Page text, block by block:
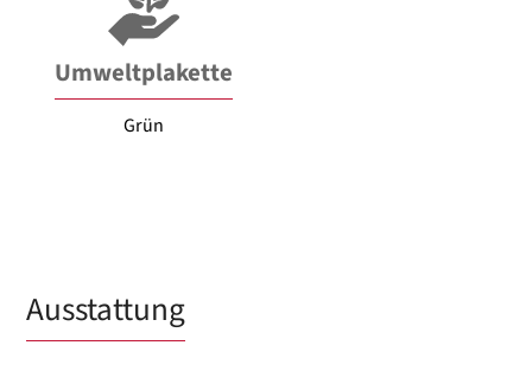
Umweltplakette
Grün
Ausstattung